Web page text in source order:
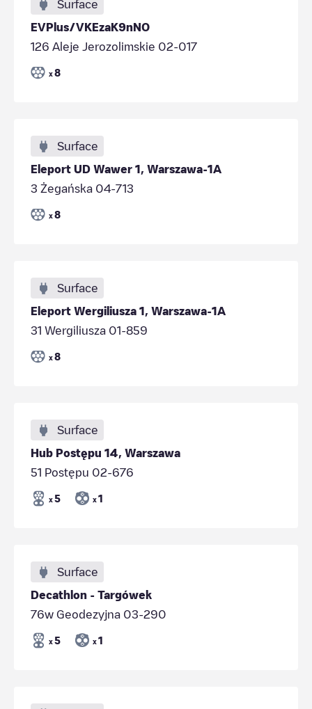
Surface
EVPlus/VKEzaK9nNO
126 Aleje Jerozolimskie 02-017
x 8
Surface
Eleport UD Wawer 1, Warszawa-1A
3 Żegańska 04-713
x 8
Surface
Eleport Wergiliusza 1, Warszawa-1A
31 Wergiliusza 01-859
x 8
Surface
Hub Postępu 14, Warszawa
51 Postępu 02-676
x 5 x 1
Surface
Decathlon - Targówek
76w Geodezyjna 03-290
x 5 x 1